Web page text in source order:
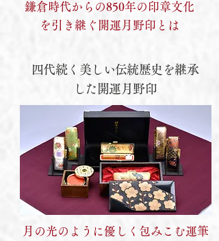
鎌倉時代からの850年の印章文化
を引き継ぐ開運月野印とは
四代続く美しい伝統歴史を継承
した開運月野印
月の光のように​優しく包みこむ運筆